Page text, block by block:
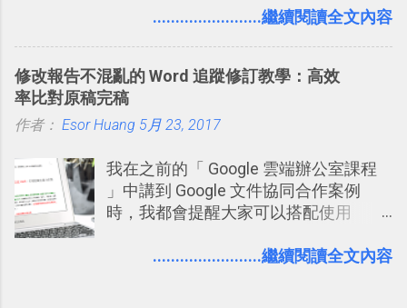
從Facebook隱私設定全新簡化介面設計
Facebook中接收到朋友互動產生的樂趣
與益處。例如經由Facebook專屬頁面建
立的「 電腦玩物 」粉絲專頁，我把自己
後的思考分享上去，從讀者回饋中，我
因此可以邊寫邊修改調整文章的方向，
甚至獲得一些新的資料，讓電腦玩物裡
正是Facebook在「 玩樂 」之外也是「
（ChatGPT） 的 Codex 工具？ 如何用
打造一個更自動化的電腦工作流程。
........................繼續閱讀全文內容
修改報告不混亂的 Word 追蹤修訂教學：高效
率比對原稿完稿
作者： Esor Huang 5月 23, 2017
我在之前的「 Google 雲端辦公室課程
」中講到 Google 文件協同合作案例
時，我都會提醒大家可以搭配使用
多人編輯同一份報告、文章時更加條理
........................繼續閱讀全文內容